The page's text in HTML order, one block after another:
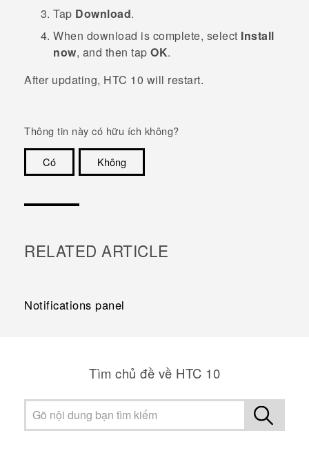
Tap Download.
When download is complete, select Install
now, and then tap OK.
After updating, HTC 10 will restart.
Thông tin này có hữu ích không?
Có
Không
RELATED ARTICLE
Notifications panel
Tìm chủ đề về HTC 10